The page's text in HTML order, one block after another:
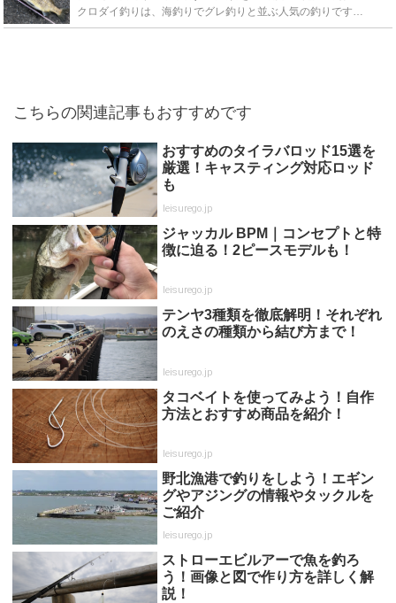
クロダイ釣りは、海釣りでグレ釣りと並ぶ人気の釣りです。日本全国各地でいろいろな釣りが行われていますが、中でもルアー釣り、ウキを使ったフカセ釣り、落とし込み釣りの三つは特に人気の釣りです。ここでは、こ...
こちらの関連記事もおすすめです
おすすめのタイラバロッド15選を
厳選！キャスティング対応ロッド
も
leisurego.jp
ジャッカル BPM｜コンセプトと特
徴に迫る！2ピースモデルも！
leisurego.jp
テンヤ3種類を徹底解明！それぞれ
のえさの種類から結び方まで！
leisurego.jp
タコベイトを使ってみよう！自作
方法とおすすめ商品を紹介！
leisurego.jp
野北漁港で釣りをしよう！エギン
グやアジングの情報やタックルを
ご紹介
leisurego.jp
ストローエビルアーで魚を釣ろ
う！画像と図で作り方を詳しく解
説！